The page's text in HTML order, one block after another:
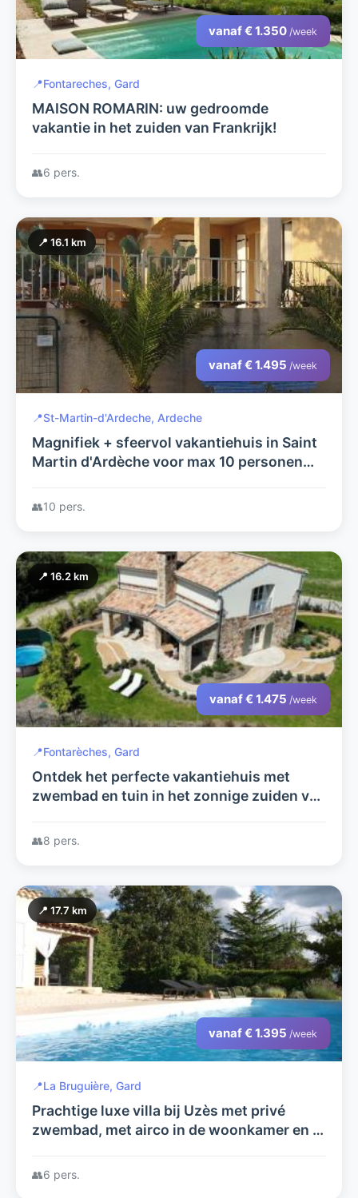
vanaf € 1.350 /week
📍Fontareches, Gard
MAISON ROMARIN: uw gedroomde
vakantie in het zuiden van Frankrijk!
👥6 pers.
📍 16.1 km
vanaf € 1.495 /week
📍St-Martin-d'Ardeche, Ardeche
Magnifiek + sfeervol vakantiehuis in Saint
Martin d'Ardèche voor max 10 personen
loopafstand van de Ardèche rivier.
👥10 pers.
📍 16.2 km
vanaf € 1.475 /week
📍Fontarèches, Gard
Ontdek het perfecte vakantiehuis met
zwembad en tuin in het zonnige zuiden van
👥8 pers.
📍 17.7 km
vanaf € 1.395 /week
📍La Bruguière, Gard
Prachtige luxe villa bij Uzès met privé
zwembad, met airco in de woonkamer en in
👥6 pers.